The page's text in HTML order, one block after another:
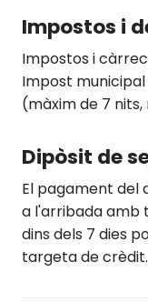
Impostos i
Impostos i
Impost municipal
(màxim de 7
Dipòsit de
El pagament del
a l'arribada amb
dins dels 7 dies
targeta de crèdit.